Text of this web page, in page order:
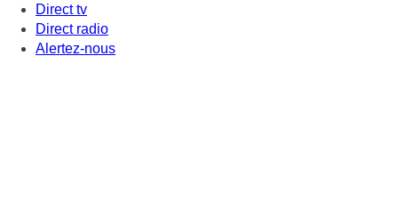
Direct tv
Direct radio
Alertez-nous